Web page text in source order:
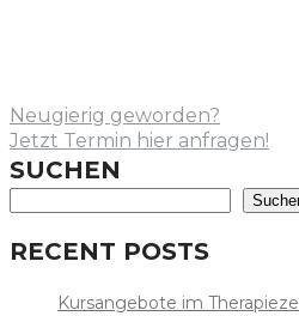
Neugierig geworden?
Jetzt Termin hier anfragen!
SUCHEN
RECENT POSTS
Kursangebote im